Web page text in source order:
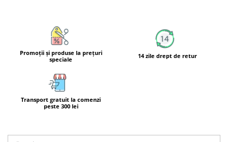
Promoţii şi produse la preţuri
speciale
14 zile drept de retur
Transport gratuit la comenzi
peste 300 lei